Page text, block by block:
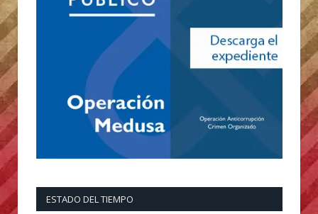
ESTADO DEL TIEMPO